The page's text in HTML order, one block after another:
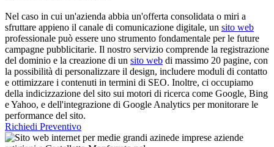
Nel caso in cui un'azienda abbia un'offerta consolidata o miri a
sfruttare appieno il canale di comunicazione digitale, un sito web
professionale può essere uno strumento fondamentale per le future
campagne pubblicitarie. Il nostro servizio comprende la registrazione
del dominio e la creazione di un sito web di massimo 20 pagine, con
la possibilità di personalizzare il design, includere moduli di contatto
e ottimizzare i contenuti in termini di SEO. Inoltre, ci occupiamo
della indicizzazione del sito sui motori di ricerca come Google, Bing
e Yahoo, e dell'integrazione di Google Analytics per monitorare le
performance del sito.
Richiedi Preventivo